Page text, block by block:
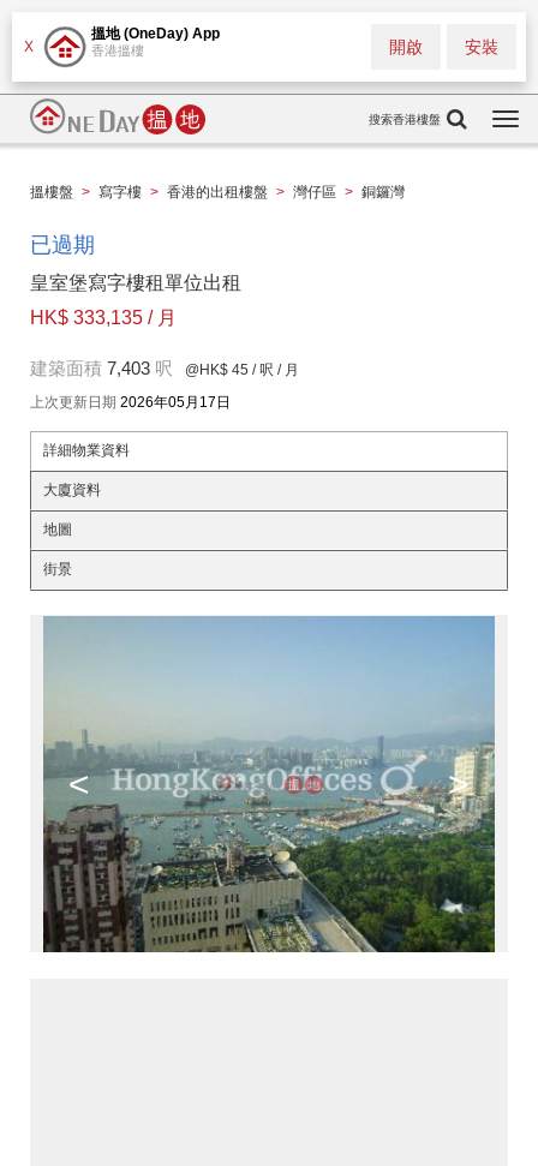
X
搵地 (OneDay) App
香港搵樓 安裝
開啟
搜索香港樓盤
搵樓盤 > 寫字樓 > 香港的出租樓盤 > 灣仔區 > 銅鑼灣
已過期
皇室堡寫字樓租單位出租
HK$ 333,135 / 月
建築面積 7,403 呎 @HK$ 45 / 呎 / 月
上次更新日期 2026年05月17日
詳細物業資料
大廈資料
地圖
街景
< >